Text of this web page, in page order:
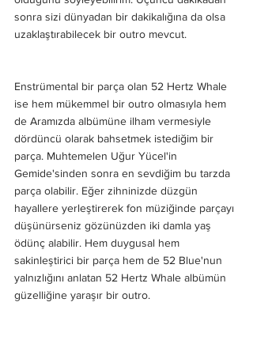
sonra sizi dünyadan bir dakikalığına da olsa
uzaklaştırabilecek bir outro mevcut.
Enstrümental bir parça olan 52 Hertz Whale
ise hem mükemmel bir outro olmasıyla hem
de Aramızda albümüne ilham vermesiyle
dördüncü olarak bahsetmek istediğim bir
parça. Muhtemelen Uğur Yücel'in
Gemide'sinden sonra en sevdiğim bu tarzda
parça olabilir. Eğer zihninizde düzgün
hayallere yerleştirerek fon müziğinde parçayı
düşünürseniz gözünüzden iki damla yaş
ödünç alabilir. Hem duygusal hem
sakinleştirici bir parça hem de 52 Blue'nun
yalnızlığını anlatan 52 Hertz Whale albümün
güzelliğine yaraşır bir outro.